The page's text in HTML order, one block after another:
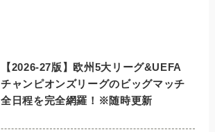
【2026-27版】欧州5大リーグ&UEFA
チャンピオンズリーグのビッグマッチ
全日程を完全網羅！※随時更新